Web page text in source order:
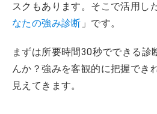
スクもあります。そこで活用し
なたの強み診断 」です。
まずは所要時間30秒でできる診
んか？強みを客観的に把握でき
見えてきます。